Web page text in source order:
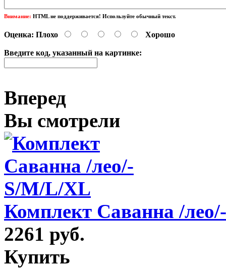
Внимание: HTML не поддерживается! Используйте обычный текст.
Оценка: Плохо Хорошо
Введите код, указанный на картинке:
Вперед
Вы смотрели
Комплект Саванна /
2261 руб.
Купить